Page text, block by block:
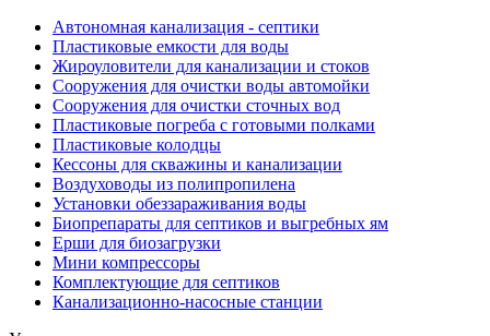
Автономная канализация - септики
Пластиковые емкости для воды
Жироуловители для канализации и стоков
Сооружения для очистки воды автомойки
Сооружения для очистки сточных вод
Пластиковые погреба с готовыми полками
Пластиковые колодцы
Кессоны для скважины и канализации
Воздуховоды из полипропилена
Установки обеззараживания воды
Биопрепараты для септиков и выгребных ям
Ерши для биозагрузки
Мини компрессоры
Комплектующие для септиков
Канализационно-насосные станции